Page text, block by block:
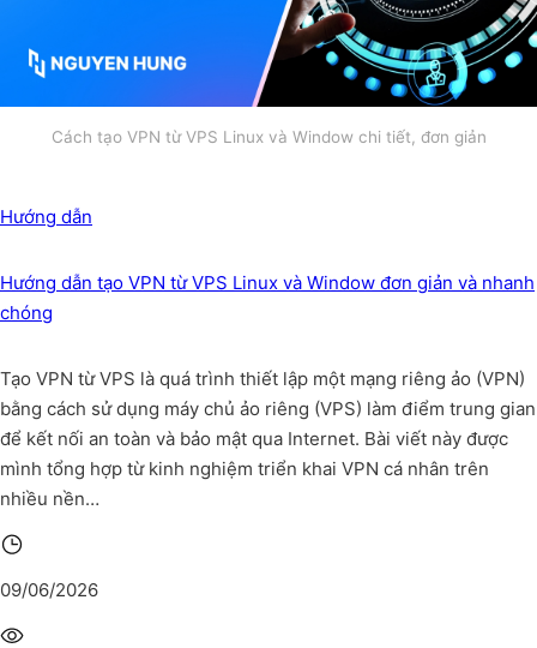
Cách tạo VPN từ VPS Linux và Window chi tiết, đơn giản
Hướng dẫn
Hướng dẫn tạo VPN từ VPS Linux và Window đơn giản và nhanh
chóng
Tạo VPN từ VPS là quá trình thiết lập một mạng riêng ảo (VPN)
bằng cách sử dụng máy chủ ảo riêng (VPS) làm điểm trung gian
để kết nối an toàn và bảo mật qua Internet. Bài viết này được
mình tổng hợp từ kinh nghiệm triển khai VPN cá nhân trên
nhiều nền…
09/06/2026